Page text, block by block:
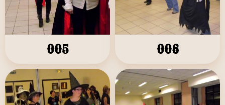
005 006